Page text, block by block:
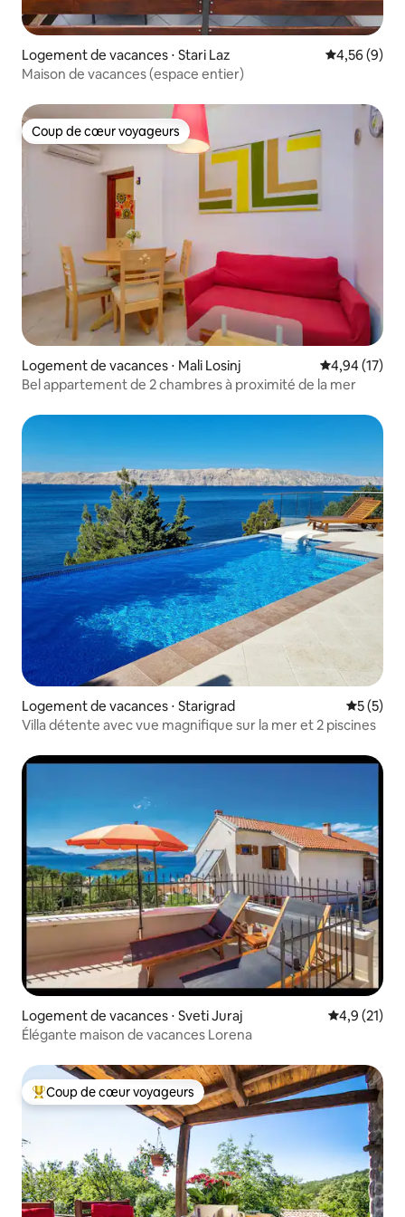
Logement de vacances ⋅ Stari Laz Évaluation
4,56 (9)
Maison de vacances (espace entier)
Coup de cœur voyageurs
Coup de cœur voyageurs
Logement de vacances ⋅ Mali Losinj Évaluation
4,94 (17)
Bel appartement de 2 chambres à proximité de la mer
Logement de vacances ⋅ Starigrad
5 (5)
Villa détente avec vue magnifique sur la mer et 2 piscines
Logement de vacances ⋅ Sveti Juraj Évaluation
4,9 (21)
Élégante maison de vacances Lorena
Coups de cœur voyageurs les plus appréciés
Coup de cœur voyageurs